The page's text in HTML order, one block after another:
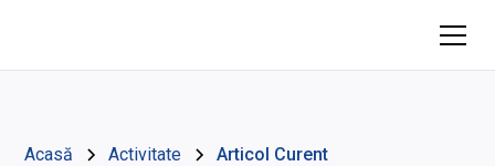
Acasă Activitate Articol Curent